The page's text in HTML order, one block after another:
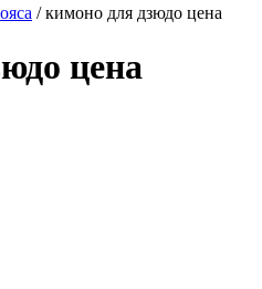
/кимоно для дзюдо цена
цена